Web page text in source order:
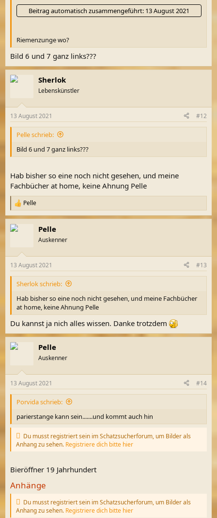
Beitrag automatisch zusammengeführt: 13 August 2021
Riemenzunge wo?
Bild 6 und 7 ganz links???
Sherlok
Lebenskünstler
13 August 2021 #12
Pelle schrieb:
Bild 6 und 7 ganz links???
Hab bisher so eine noch nicht gesehen, und meine
Fachbücher at home, keine Ahnung Pelle
R
e
a
k
e
n
Pelle
Pelle
Auskenner
13 August 2021 #13
Sherlok schrieb:
Hab bisher so eine noch nicht gesehen, und meine Fachbücher
at home, keine Ahnung Pelle
Du kannst ja nich alles wissen. Danke trotzdem
Pelle
Auskenner
13 August 2021 #14
Porvida schrieb:
parierstange kann sein.......und kommt auch hin
Du musst registriert sein im Schatzsucherforum, um Bilder als
Anhang zu sehen. Registriere dich bitte hier
Bieröffner 19 Jahrhundert
Anhänge
Du musst registriert sein im Schatzsucherforum, um Bilder als
Anhang zu sehen. Registriere dich bitte hier